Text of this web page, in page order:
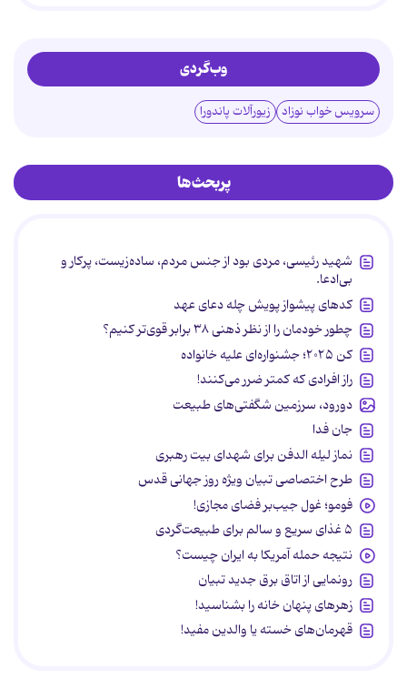
وب‌گردی
سرویس خواب نوزاد زیورآلات پاندورا
پربحث‌ها
شهید رئیسی، مردی بود از جنس مردم، ساده‌زیست، پرکار و
بی‌ادعا.
کدهای پیشواز پویش چله دعای عهد
چطور خودمان را از نظر ذهنی ۳۸ برابر قوی‌تر کنیم؟
کن ۲۰۲۵؛ جشنواره‌ای علیه خانواده
راز افرادی که کمتر ضرر می‌کنند!
دورود، سرزمین شگفتی‌های طبیعت
جان فدا
نماز لیله الدفن برای شهدای بیت رهبری
طرح اختصاصی تبیان ویژه روز جهانی قدس
فومو؛ غول جیب‌بر فضای مجازی!
۵ غذای سریع و سالم برای طبیعت‌گردی
نتیجه حمله آمریکا به ایران چیست؟
رونمایی از اتاق برق جدید تبیان
زهرهای پنهان خانه را بشناسید!
قهرمان‌های خسته یا والدین مفید!